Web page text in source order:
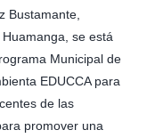
Bustamante,
se está
Municipal de
EDUCCA para
de las
promover una